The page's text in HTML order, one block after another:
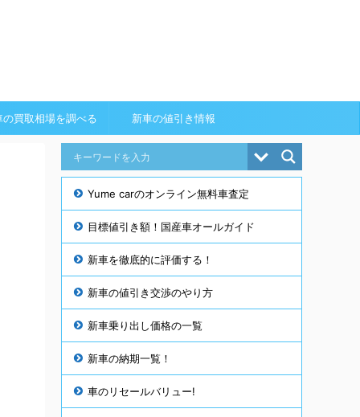
の買取相場を調べる 新車の値引き情報
Yume carのオンライン無料車査定
目標値引き額！国産車オールガイド
新車を徹底的に評価する！
新車の値引き交渉のやり方
新車乗り出し価格の一覧
新車の納期一覧！
車のリセールバリュー!